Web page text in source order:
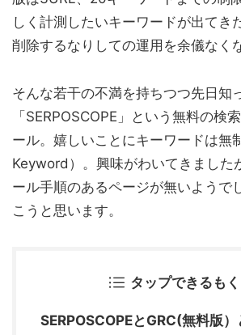
しく計測したいキーワードが出てき
削除するなりしての運用を余儀なく
そんな若干の不満を持ちつつ先日知
「SERPOSCOPE」という無料の検
ール。嬉しいことにキーワードは無
Keyword）。興味がわいてきました
ール手順のあるページが無いようで
こうと思います。
タップできるも
SERPOSCOPEとGRC(無料版